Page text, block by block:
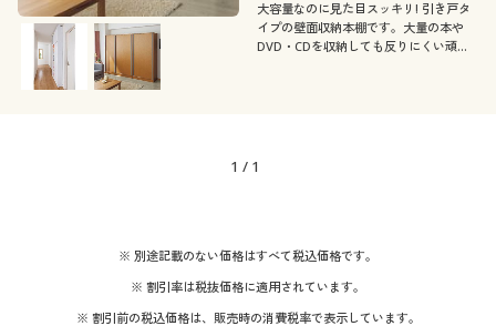
カタログ無料プレゼント
会員メニュー
大容量なのに見た目スッキリ! 引き戸タ
イプの壁面収納本棚です。大量の本や
DVD・CDを収納しても反りにくい頑丈
1 / 1
※ 別途記載のない価格はすべて税込価格です。
※ 割引率は税抜価格に適用されています。
※ 割引前の税込価格は、販売時の消費税率で表示しています。